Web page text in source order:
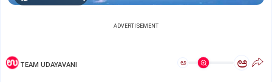
ADVERTISEMENT
TEAM UDAYAVANI ಅ ಅ